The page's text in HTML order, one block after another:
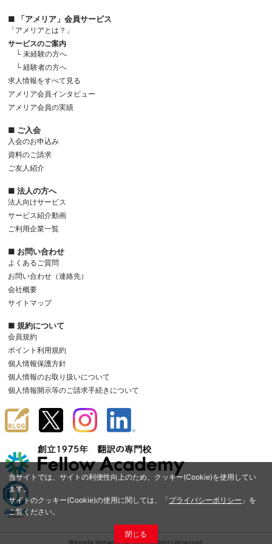
当サイトでは、サイトの利便性向上のため、クッキー(Cookie)を使用してい
ます。
サイトのクッキー(Cookie)の使用に関しては、「プライバシーポリシー 」を
ご覧ください。
閉じる
■ 「アメリア」会員サービス
「アメリアとは？」
サービスのご案内
└ 未経験の方へ
└ 経験者の方へ
求人情報をすべて見る
アメリア会員インタビュー
アメリア会員の実績
■ ご入会
入会のお申込み
資料のご請求
ご友人紹介
■ 法人の方へ
法人向けサービス
サービス紹介動画
ご利用企業一覧
■ お問い合わせ
よくあるご質問
お問い合わせ（連絡先）
会社概要
サイトマップ
■ 規約について
会員規約
ポイント利用規約
個人情報保護方針
個人情報のお取り扱いについて
個人情報開示等のご請求手続きについて
©Amelia Network Co.,Ltd. All Rights Reserved.